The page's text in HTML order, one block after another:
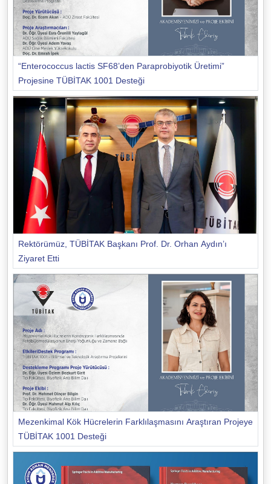
“Enterococcus lactis SF68’den Paraprobiyotik Üretimi”
Projesine TÜBİTAK 1001 Desteği
Rektörümüz, TÜBİTAK Başkanı Prof. Dr. Orhan Aydın’ı
Ziyaret Etti
Mezenkimal Kök Hücrelerin Farklılaşmasını Araştıran Projeye
TÜBİTAK 1001 Desteği